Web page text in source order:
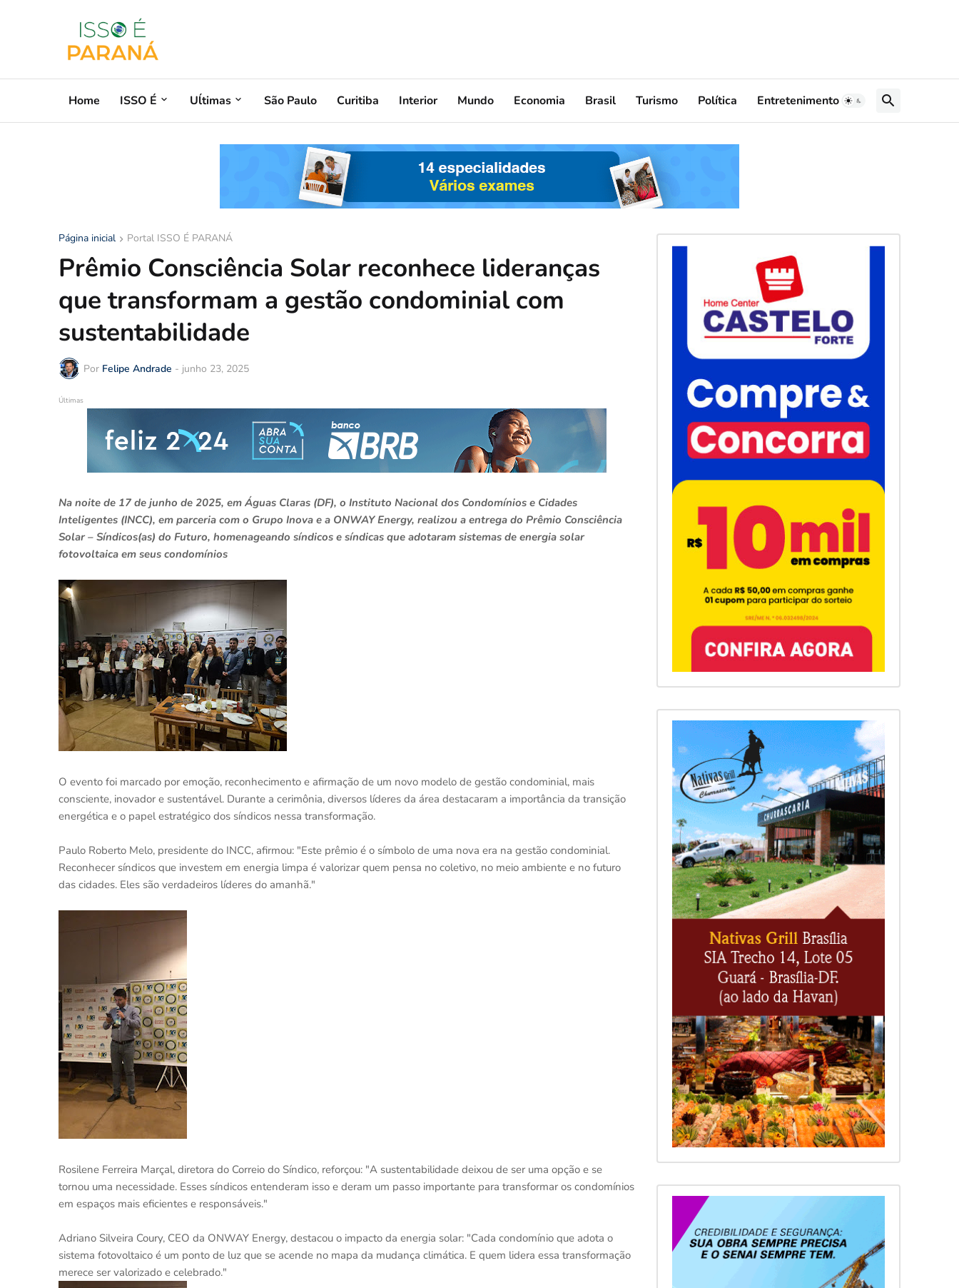
Home ISSO É Uĺtimas São Paulo Curitiba Interior Mundo Economia Brasil Turismo Política Entretenimento
Página inicial Portal ISSO É PARANÁ
Prêmio Consciência Solar reconhece lideranças
que transformam a gestão condominial com
sustentabilidade
Por Felipe Andrade - junho 23, 2025
Últimas
Na noite de 17 de junho de 2025, em Águas Claras (DF), o Instituto Nacional dos Condomínios e Cidades
Inteligentes (INCC), em parceria com o Grupo Inova e a ONWAY Energy, realizou a entrega do Prêmio Consciência
Solar – Síndicos(as) do Futuro, homenageando síndicos e síndicas que adotaram sistemas de energia solar
fotovoltaica em seus condomínios
O evento foi marcado por emoção, reconhecimento e afirmação de um novo modelo de gestão condominial, mais
consciente, inovador e sustentável. Durante a cerimônia, diversos líderes da área destacaram a importância da transição
energética e o papel estratégico dos síndicos nessa transformação.
Paulo Roberto Melo, presidente do INCC, afirmou: "Este prêmio é o símbolo de uma nova era na gestão condominial.
Reconhecer síndicos que investem em energia limpa é valorizar quem pensa no coletivo, no meio ambiente e no futuro
das cidades. Eles são verdadeiros líderes do amanhã."
Rosilene Ferreira Marçal, diretora do Correio do Síndico, reforçou: "A sustentabilidade deixou de ser uma opção e se
tornou uma necessidade. Esses síndicos entenderam isso e deram um passo importante para transformar os condomínios
em espaços mais eficientes e responsáveis."
Adriano Silveira Coury, CEO da ONWAY Energy, destacou o impacto da energia solar: "Cada condomínio que adota o
sistema fotovoltaico é um ponto de luz que se acende no mapa da mudança climática. E quem lidera essa transformação
merece ser valorizado e celebrado."